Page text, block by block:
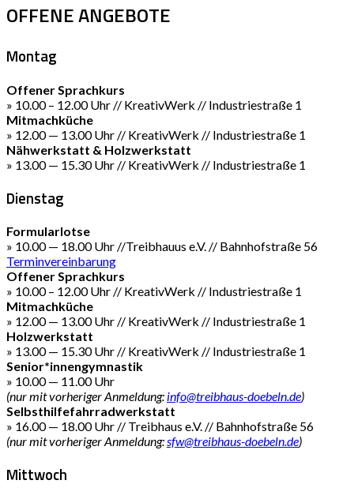
OFFENE ANGEBOTE
Montag
Offener Sprachkurs
» 10.00 – 12.00 Uhr // KreativWerk // Industriestraße 1
Mitmachküche
» 12.00 — 13.00 Uhr // KreativWerk // Industriestraße 1
Nähwerkstatt & Holzwerkstatt
» 13.00 — 15.30 Uhr // KreativWerk // Industriestraße 1
Dienstag
Formularlotse
» 10.00 — 18.00 Uhr //Treibhauus e.V. // Bahnhofstraße 56
Terminvereinbarung
Offener Sprachkurs
» 10.00 – 12.00 Uhr // KreativWerk // Industriestraße 1
Mitmachküche
» 12.00 — 13.00 Uhr // KreativWerk // Industriestraße 1
Holzwerkstatt
» 13.00 — 15.30 Uhr // KreativWerk // Industriestraße 1
Senior*innengymnastik
» 10.00 — 11.00 Uhr
(nur mit vorheriger Anmeldung: info@treibhaus-doebeln.de)
Selbsthilfefahrradwerkstatt
» 16.00 — 18.00 Uhr // Treibhaus e.V. // Bahnhofstraße 56
(nur mit vorheriger Anmeldung:sfw@treibhaus-doebeln.de)
Mittwoch